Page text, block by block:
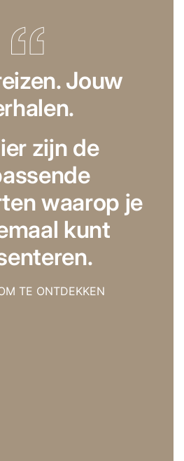
Jouw
zijn de
waarop je
kunt
TE ONTDEKKEN